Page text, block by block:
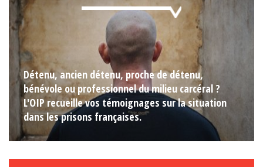
Détenu, ancien détenu, proche de détenu,
bénévole ou professionnel du milieu carcéral ?
L'OIP recueille vos témoignages sur la situation
dans les prisons françaises.